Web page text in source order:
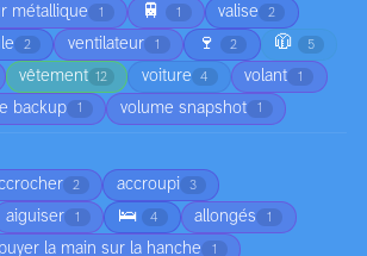
métallique 1 🚆 1 valise 2
2 ventilateur 1 🍷 2 🧥 5
vêtement 12 voiture 4 volant 1
backup 1 volume snapshot 1
2 accroupi 3
aiguiser 1 🛌 4 allongés 1
la main sur la hanche 1